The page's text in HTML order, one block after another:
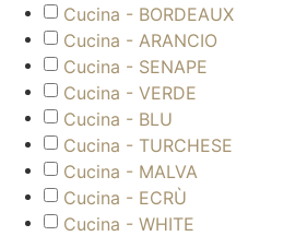
Cucina - BORDEAUX
Cucina - ARANCIO
Cucina - SENAPE
Cucina - VERDE
Cucina - BLU
Cucina - TURCHESE
Cucina - MALVA
Cucina - ECRÙ
Cucina - WHITE